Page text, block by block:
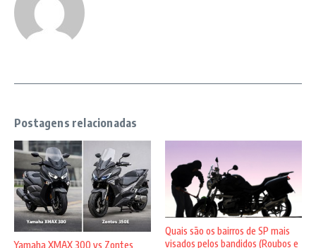
Postagens relacionadas
Yamaha XMAX 300 vs Zontes
Quais são os bairros de SP mais
visados pelos bandidos (Roubos e